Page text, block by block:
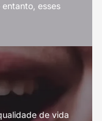
esses
de vida